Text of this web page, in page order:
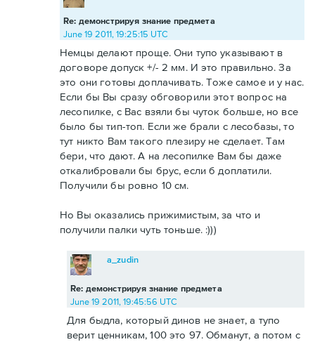
Re: демонстрируя знание предмета
June 19 2011, 19:25:15 UTC
Немцы делают проще. Они тупо указывают в
договоре допуск +/- 2 мм. И это правильно. За
это они готовы доплачивать. Тоже самое и у нас.
Если бы Вы сразу обговорили этот вопрос на
лесопилке, с Вас взяли бы чуток больше, но все
было бы тип-топ. Если же брали с лесобазы, то
тут никто Вам такого плезиру не сделает. Там
бери, что дают. А на лесопилке Вам бы даже
откалибровали бы брус, если б доплатили.
Получили бы ровно 10 см.
Но Вы оказались прижимистым, за что и
получили палки чуть тоньше. :)))
Re: демонстрируя знание предмета
a_zudin
June 19 2011, 19:45:56 UTC
Для быдла, который динов не знает, а тупо
верит ценникам, 100 это 97. Обманут, а потом с